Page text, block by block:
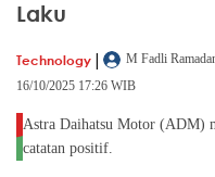
Laku
Technology |
M Fadli
16/10/2025 17:26 WIB
Astra Daihatsu Motor (ADM)
catatan positif.